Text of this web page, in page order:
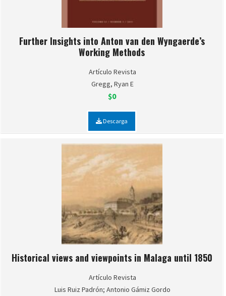
Further Insights into Anton van den Wyngaerde’s
Working Methods
Artículo Revista
Gregg, Ryan E
$0
Descarga
Historical views and viewpoints in Malaga until 1850
Artículo Revista
Luis Ruiz Padrón; Antonio Gámiz Gordo